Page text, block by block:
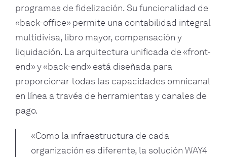
programas de fidelización. Su funcionalidad de
«back-office» permite una contabilidad integral
multidivisa, libro mayor, compensación y
liquidación. La arquitectura unificada de «front-
end» y «back-end» está diseñada para
proporcionar todas las capacidades omnicanal
en línea a través de herramientas y canales de
pago.
«Como la infraestructura de cada
organización es diferente, la solución WAY4